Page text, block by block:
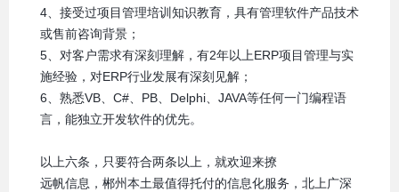
4、接受过项目管理培训知识教育，具有管理软件产品技术
或售前咨询背景；
5、对客户需求有深刻理解，有2年以上ERP项目管理与实
施经验，对ERP行业发展有深刻见解；
6、熟悉VB、C#、PB、Delphi、JAVA等任何一门编程语
言，能独立开发软件的优先。
以上六条，只要符合两条以上，就欢迎来撩
远帆信息，郴州本土最值得托付的信息化服务，北上广深